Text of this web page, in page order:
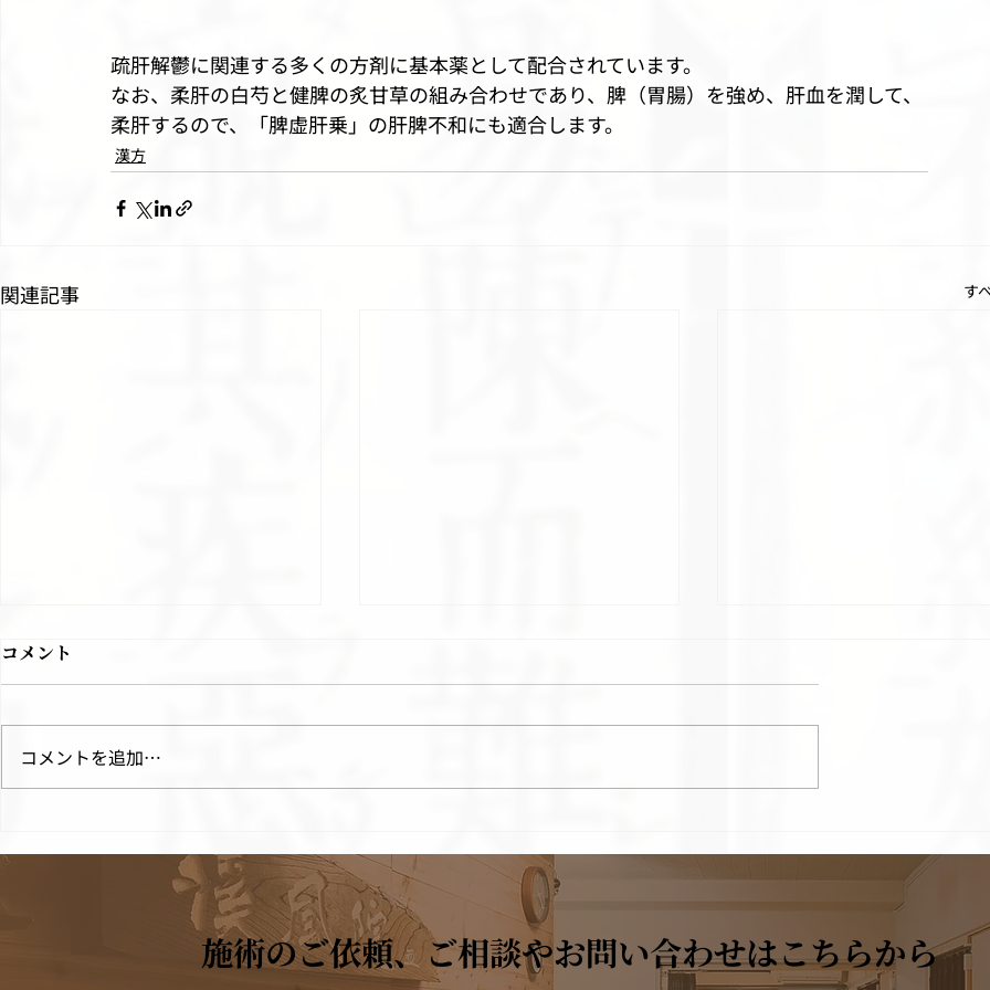
疏肝解鬱に関連する多くの方剤に基本薬として配合されています。
なお、柔肝の白芍と健脾の炙甘草の組み合わせであり、脾（胃腸）を強め、肝血を潤して、
柔肝するので、「脾虚肝乗」の肝脾不和にも適合します。
漢方
関連記事 す
漢方
う）/漢方
いん）/漢方
コメント
コメントを追加…
施術のご依頼、ご相談やお問い合わせはこちらから